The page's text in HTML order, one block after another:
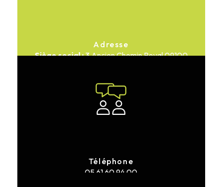
Adresse
3 Ancien Chemin Royal09100
Téléphone
05 61 60 94 00